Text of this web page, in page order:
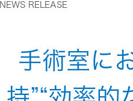
NEWS RELEASE
手術室に